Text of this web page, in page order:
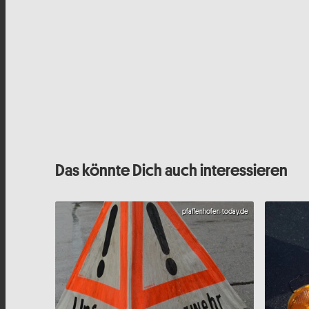
Das könnte Dich auch interessieren
pfaffenhofen-today.de